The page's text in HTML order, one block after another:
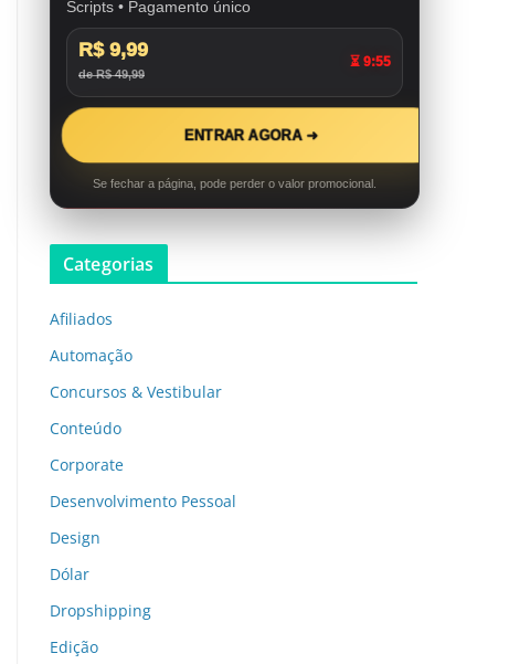
Scripts • Pagamento único
R$ 9,99
de R$ 49,99
⏳ 9:53
ENTRAR AGORA ➜
Se fechar a página, pode perder o valor promocional.
Categorias
Afiliados
Automação
Concursos & Vestibular
Conteúdo
Corporate
Desenvolvimento Pessoal
Design
Dólar
Dropshipping
Edição